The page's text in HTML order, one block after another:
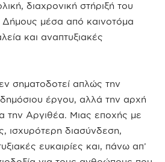
διαχρονική στήριξή του
Δήμους μέσα από καινοτόμα
και αναπτυξιακές
σηματοδοτεί απλώς την
έργου, αλλά την αρχή
την Αργιθέα. Μιας εποχής με
ισχυρότερη διασύνδεση,
ευκαιρίες και, πάνω απ’